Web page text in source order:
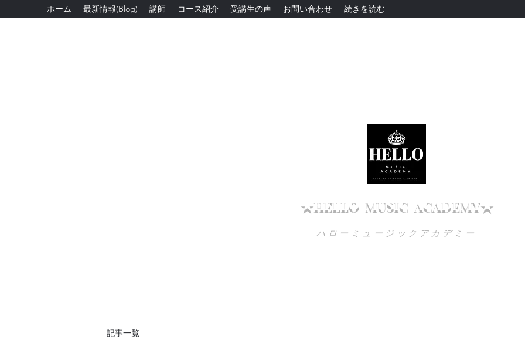
ホーム 最新情報(Blog) 講師 コース紹介 受講生の声 お問い合わせ 続きを読む
★HELLO MUSIC ACADEMY★
ハローミュージックアカデミー
記事一覧